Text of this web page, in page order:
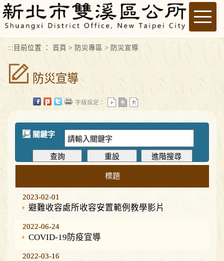
進入內容區塊
Toggle
::: 目前位置 ： 首頁 > 防災專區 > 防災宣導
防災宣導
字級設定：
關鍵字
標題
避難收容處所收容安置範例教學影片
2023-02-01
2023-02-01
COVID-19防疫宣導
2022-06-24
2022-06-24
2022-03-16
2022-03-16